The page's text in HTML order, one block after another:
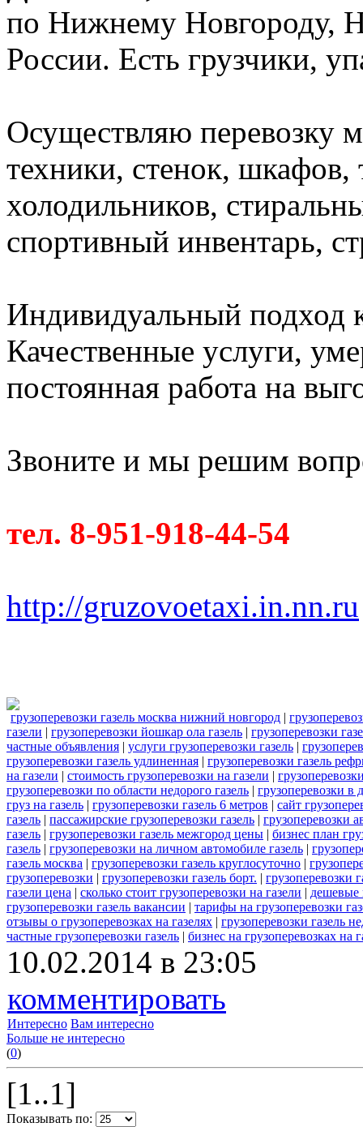
по Нижнему Новгороду,
России. Есть грузчики,
Осуществляю перевозку
техники, стенок, шкафов,
холодильников,
спортивный инвентарь,
Индивидуальный подход
Качественные услуги,
постоянная работа на
Звоните и мы решим
тел. 8-951-918-44-54
http://gruzovoetaxi.in.nn.ru
грузоперевозки газель москва нижний новгород |
газели | грузоперевозки йошкар ола газель | грузоперевозки
частные объявления | услуги грузоперевозки газель |
грузоперевозки газель удлиненная | грузоперевозки газель
на газели | стоимость грузоперевозки на газели |
грузоперевозки по области недорого газель | грузоперевозки в
груз на газель | грузоперевозки газель 6 метров | сайт
газель | пассажирские грузоперевозки газель | грузоперевозки
газель | грузоперевозки газель межгород цены | бизнес план
газель | грузоперевозки на личном автомобиле газель |
газель москва | грузоперевозки газель круглосуточно |
грузоперевозки | грузоперевозки газель борт. | грузоперевозки
газели цена | сколько стоит грузоперевозки на газели | дешевые
грузоперевозки газель вакансии | тарифы на грузоперевозки
отзывы о грузоперевозках на газелях | грузоперевозки газель
частные грузоперевозки газель | бизнес на грузоперевозках на
10.02.2014 в 23:05
комментировать
Интересно Вам интересно
Больше не интересно
(0)
[1..1]
Показывать по: